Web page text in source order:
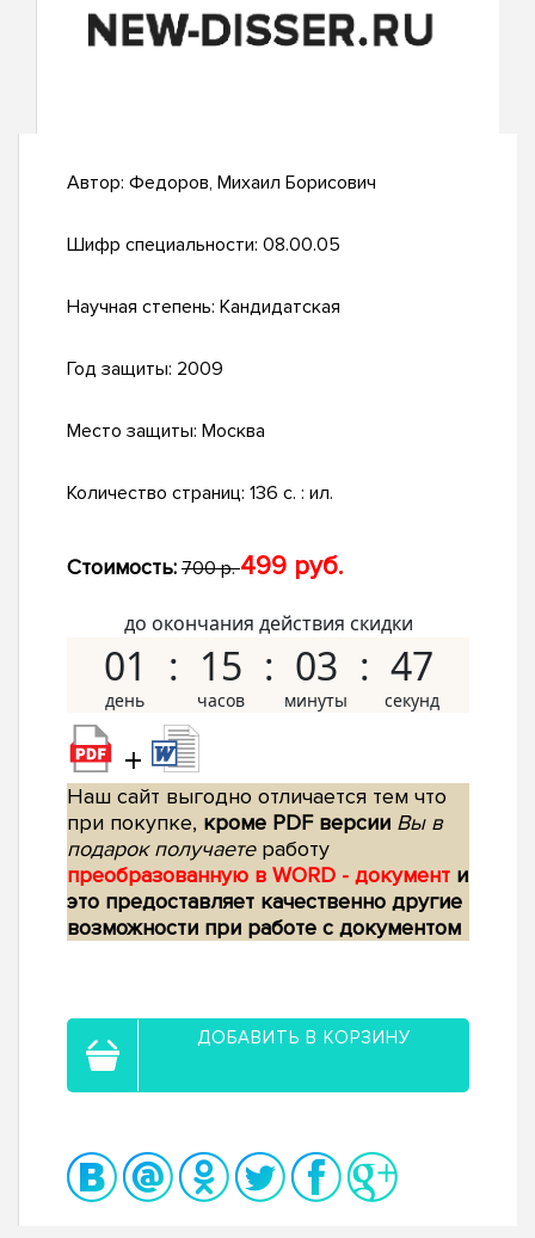
Автор: Федоров, Михаил Борисович
Шифр специальности: 08.00.05
Научная степень: Кандидатская
Год защиты: 2009
Место защиты: Москва
Количество страниц: 136 с. : ил.
Стоимость: 700 р.499 руб.
до окончания действия скидки
01 15 03 46
+
Наш сайт выгодно отличается тем что
при покупке, кроме PDF версии Вы в
подарок получаетеработу
преобразованную в WORD - документ и
это предоставляет качественно другие
возможности при работе с документом
ДОБАВИТЬ В КОРЗИНУ